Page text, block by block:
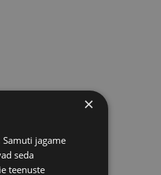
×
jagame
seda
teenuste